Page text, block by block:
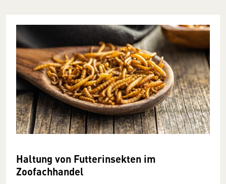
Haltung von Futterinsekten im
Zoofachhandel